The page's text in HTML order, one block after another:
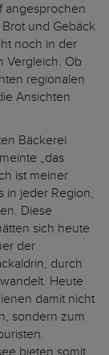
angesprochen
und Gebäck
noch in der
Vergleich. Ob
regionalen
Ansichten
Bäckerei
„das
ist meiner
in jeder Region,
Diese
sich heute
der
durch
Heute
damit nicht
sondern zum